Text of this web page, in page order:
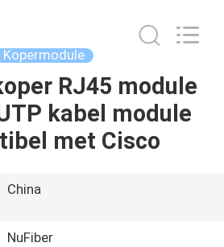
Kopermodule
RJ45 module
kabel module
met Cisco
China
NuFiber